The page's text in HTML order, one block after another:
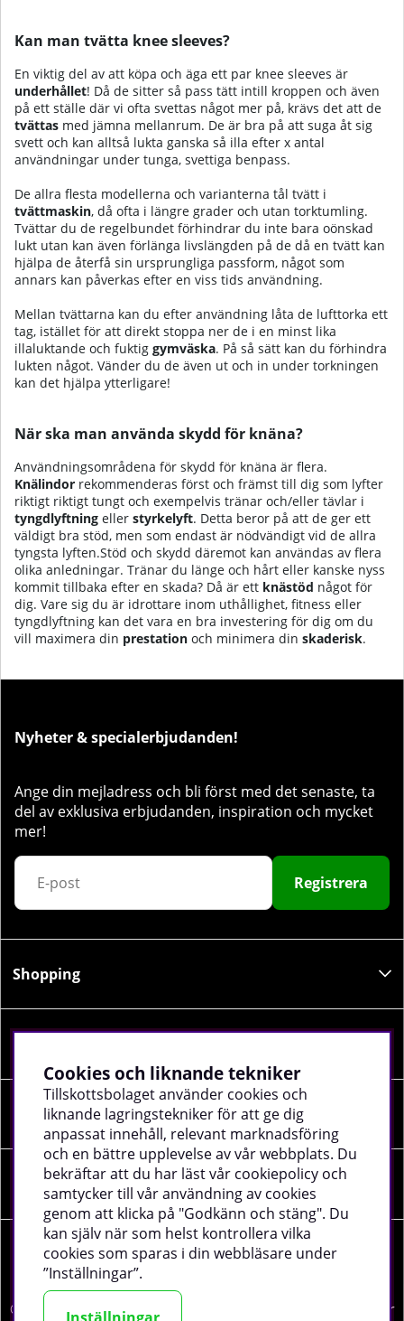
Kan man tvätta knee sleeves?
En viktig del av att köpa och äga ett par knee sleeves är
underhållet! Då de sitter så pass tätt intill kroppen och även
på ett ställe där vi ofta svettas något mer på, krävs det att de
tvättas med jämna mellanrum. De är bra på att suga åt sig
svett och kan alltså lukta ganska så illa efter x antal
användningar under tunga, svettiga benpass.
De allra flesta modellerna och varianterna tål tvätt i
tvättmaskin, då ofta i längre grader och utan torktumling.
Tvättar du de regelbundet förhindrar du inte bara oönskad
lukt utan kan även förlänga livslängden på de då en tvätt kan
hjälpa de återfå sin ursprungliga passform, något som
annars kan påverkas efter en viss tids användning.
Mellan tvättarna kan du efter användning låta de lufttorka ett
tag, istället för att direkt stoppa ner de i en minst lika
illaluktande och fuktig gymväska. På så sätt kan du förhindra
lukten något. Vänder du de även ut och in under torkningen
kan det hjälpa ytterligare!
När ska man använda skydd för knäna?
Användningsområdena för skydd för knäna är flera.
Knälindor rekommenderas först och främst till dig som lyfter
riktigt riktigt tungt och exempelvis tränar och/eller tävlar i
tyngdlyftning eller styrkelyft. Detta beror på att de ger ett
väldigt bra stöd, men som endast är nödvändigt vid de allra
tyngsta lyften.Stöd och skydd däremot kan användas av flera
olika anledningar. Tränar du länge och hårt eller kanske nyss
kommit tillbaka efter en skada? Då är ett knästöd något för
dig. Vare sig du är idrottare inom uthållighet, fitness eller
tyngdlyftning kan det vara en bra investering för dig om du
vill maximera din prestation och minimera din skaderisk.
Nyheter & specialerbjudanden!
Ange din mejladress och bli först med det senaste, ta
del av exklusiva erbjudanden, inspiration och mycket
mer!
Registrera
Shopping
Sociala medier
Företagsuppgifter
© 2026 tillskottsbolaget.se. Vi använder cookies -
läs mer
Cookies och liknande tekniker
Tillskottsbolaget använder cookies och
liknande lagringstekniker för att ge dig
anpassat innehåll, relevant marknadsföring
och en bättre upplevelse av vår webbplats. Du
bekräftar att du har läst vår cookiepolicy och
samtycker till vår användning av cookies
genom att klicka på "Godkänn och stäng". Du
kan själv när som helst kontrollera vilka
cookies som sparas i din webbläsare under
”Inställningar”.